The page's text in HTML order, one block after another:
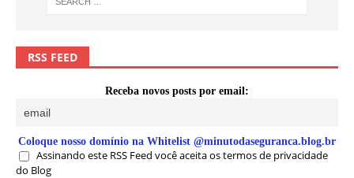
RSS FEED
Receba novos posts por email:
Coloque nosso domínio na Whitelist @minutodaseguranca.blog.br
Assinando este RSS Feed você aceita os termos de privacidade
do Blog